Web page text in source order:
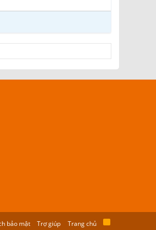
bảo mật Trợ giúp Trang chủ